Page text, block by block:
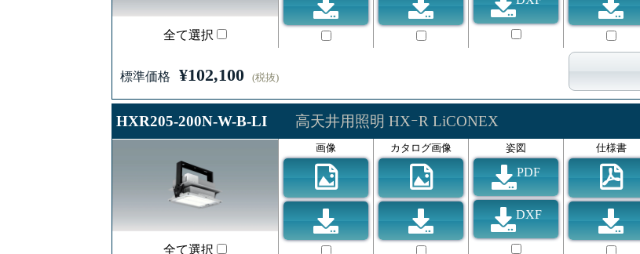
全て選択
標準価格 ¥102,100 (税抜)
HXR205-200N-W-B-LI 高天井用照明 HXｰR LiCONEX
全て選択
画像 カタログ画像 姿図
PDF
DXF
仕様書